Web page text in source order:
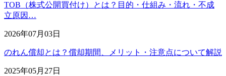
TOB（株式公開買付け）とは？目的・仕組み・流れ・不成
立原因…
2026年07月03日
のれん償却とは？償却期間、メリット・注意点について解説
2025年05月27日